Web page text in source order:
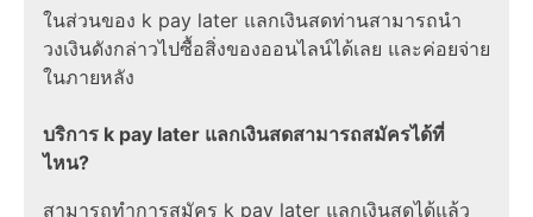
ในส่วนของ k pay later แลกเงินสดท่านสามารถนำ
วงเงินดังกล่าวไปซื้อสิ่งของออนไลน์ได้เลย และค่อยจ่าย
ในภายหลัง
บริการ k pay later แลกเงินสดสามารถสมัครได้ที่
ไหน?
สามารถทำการสมัคร k pay later แลกเงินสดได้แล้ว